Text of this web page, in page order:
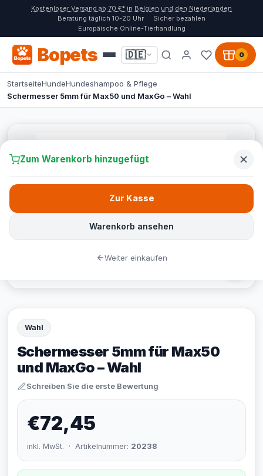
Kostenloser Versand ab 70 €* in Belgien und den Niederlanden
Beratung täglich 10-20 Uhr
Sicher bezahlen
Europäische Online-Tierhandlung
Bopets 🇩🇪 0
StartseiteHundeHundeshampoo & Pflege
Schermesser 5mm für Max50 und MaxGo – Wahl
Wahl
Schermesser 5mm für Max50
und MaxGo – Wahl
Schreiben Sie die erste Bewertung
€72,45
inkl. MwSt. · Artikelnummer: 20238
Zum Warenkorb hinzugefügt
Warenkorb ansehen
Zur Kasse
Weiter einkaufen